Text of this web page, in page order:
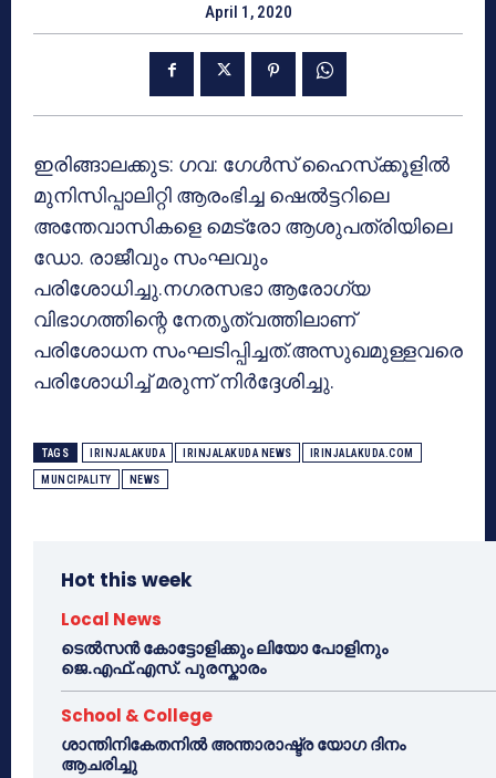
April 1, 2020
ഇരിങ്ങാലക്കുട: ഗവ: ഗേള്‍സ് ഹൈസ്‌ക്കൂളില്‍
മുനിസിപ്പാലിറ്റി ആരംഭിച്ച ഷെല്‍ട്ടറിലെ
അന്തേവാസികളെ മെട്രോ ആശുപത്രിയിലെ
ഡോ. രാജീവും സംഘവും
പരിശോധിച്ചു.നഗരസഭാ ആരോഗ്യ
വിഭാഗത്തിന്റെ നേതൃത്വത്തിലാണ്
പരിശോധന സംഘടിപ്പിച്ചത്.അസുഖമുള്ളവരെ
പരിശോധിച്ച് മരുന്ന് നിര്‍ദ്ദേശിച്ചു.
TAGS IRINJALAKUDA IRINJALAKUDA NEWS IRINJALAKUDA.COM
MUNCIPALITY NEWS
Hot this week
Local News
ടെൽസൻ കോട്ടോളിക്കും ലിയോ പോളിനും
ജെ.എഫ്.എസ്. പുരസ്കാരം
School & College
ശാന്തിനികേതനിൽ അന്താരാഷ്ട്ര യോഗ ദിനം
ആചരിച്ചു